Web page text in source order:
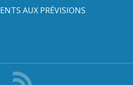
AUX PRÉVISIONS